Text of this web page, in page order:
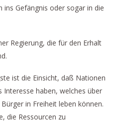
ins Gefängnis oder sogar in die
Regierung, die für den Erhalt
ist die Einsicht, daß Nationen
Interesse haben, welches über
in Freiheit leben können.
die Ressourcen zu